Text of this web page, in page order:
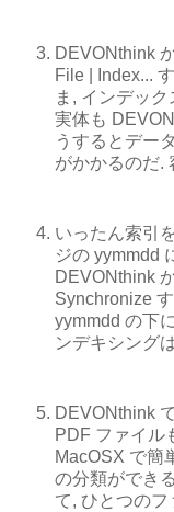
DEVONthink
File | Index...
ま, インデッ
実体も
うするとデー
がかかるのだ.
いったん索引
ジの yymmdd
DEVONthink
Synchronize
yymmdd の下
ンデキシング
DEVONthink
PDF ファイル
MacOSX で簡
の分類ができ
て, ひとつの